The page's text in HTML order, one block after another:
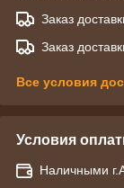
Заказ
Заказ
Все условия
Условия
Наличными